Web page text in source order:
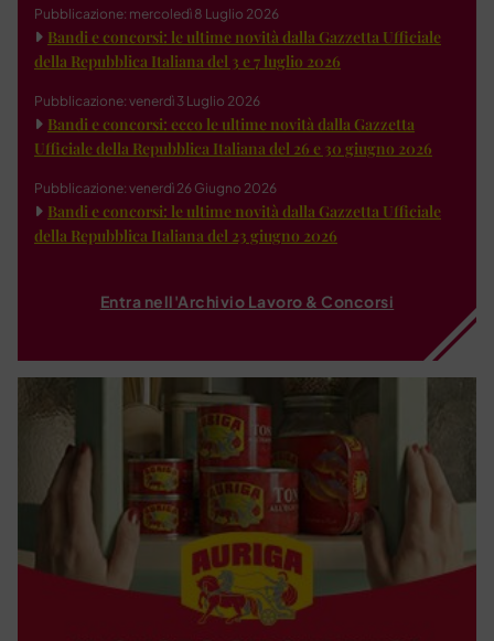
Pubblicazione: mercoledì 8 Luglio 2026
Bandi e concorsi: le ultime novità dalla Gazzetta Ufficiale
della Repubblica Italiana del 3 e 7 luglio 2026
Pubblicazione: venerdì 3 Luglio 2026
Bandi e concorsi: ecco le ultime novità dalla Gazzetta
Ufficiale della Repubblica Italiana del 26 e 30 giugno 2026
Pubblicazione: venerdì 26 Giugno 2026
Bandi e concorsi: le ultime novità dalla Gazzetta Ufficiale
della Repubblica Italiana del 23 giugno 2026
Entra nell'Archivio Lavoro & Concorsi